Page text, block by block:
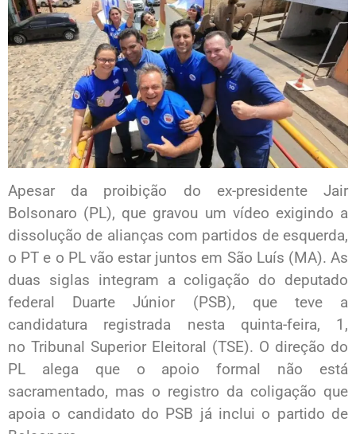
Apesar da proibição do ex-presidente Jair
Bolsonaro (PL), que gravou um vídeo exigindo a
dissolução de alianças com partidos de esquerda,
o PT e o PL vão estar juntos em São Luís (MA). As
duas siglas integram a coligação do deputado
federal Duarte Júnior (PSB), que teve a
candidatura registrada nesta quinta-feira, 1,
no Tribunal Superior Eleitoral (TSE). O direção do
PL alega que o apoio formal não está
sacramentado, mas o registro da coligação que
apoia o candidato do PSB já inclui o partido de